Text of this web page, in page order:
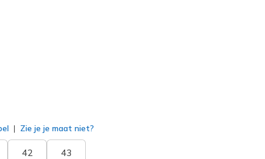
Zie je je maat niet?
42 43